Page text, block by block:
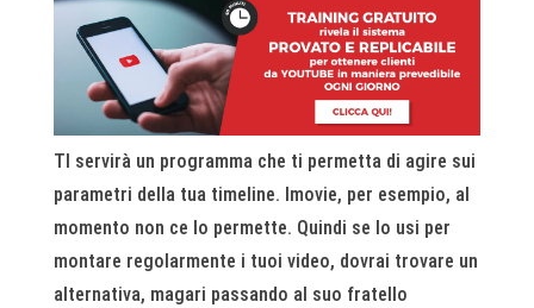
TI servirà un programma che ti permetta di agire sui
parametri della tua timeline. Imovie, per esempio, al
momento non ce lo permette. Quindi se lo usi per
montare regolarmente i tuoi video, dovrai trovare un
alternativa, magari passando al suo fratello